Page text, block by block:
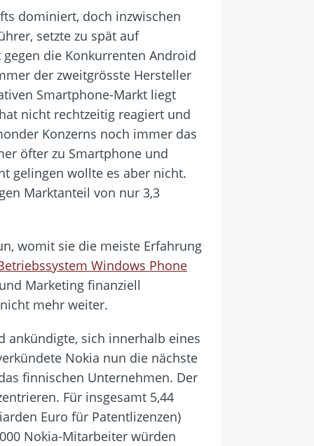
dominiert, doch inzwischen
setzte zu spät auf
die Konkurrenten Android
der zweitgrösste Hersteller
Smartphone-Markt liegt
nicht rechtzeitig reagiert und
Konzerns noch immer das
öfter zu Smartphone und
gelingen wollte es aber nicht.
Marktanteil von nur 3,3
womit sie die meiste Erfahrung
Windows Phone
Marketing finanziell
mehr weiter.
ankündigte, sich innerhalb eines
Nokia nun die nächste
finnischen Unternehmen. Der
Für insgesamt 5,44
Euro für Patentlizenzen)
Nokia-Mitarbeiter würden